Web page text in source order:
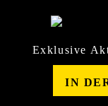
Exklusive
IN